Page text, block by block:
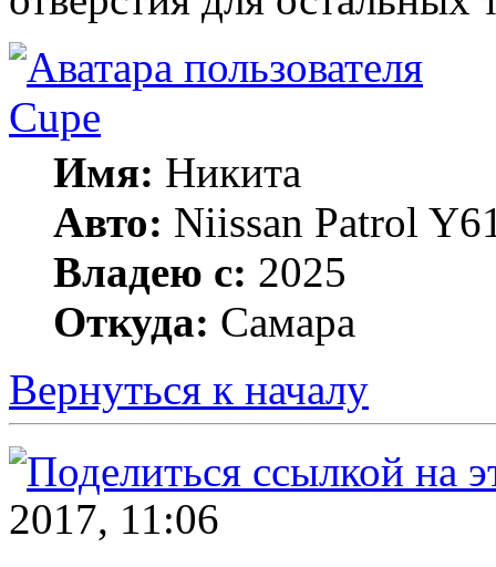
Cupe
Имя: Никита
Авто: Niissan Patrol
Владею с: 2025
Откуда: Самара
Вернуться к началу
2017, 11:06